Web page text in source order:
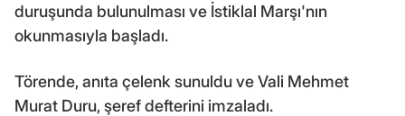
duruşunda bulunulması ve İstiklal Marşı'nın
okunmasıyla başladı.
Törende, anıta çelenk sunuldu ve Vali Mehmet
Murat Duru, şeref defterini imzaladı.